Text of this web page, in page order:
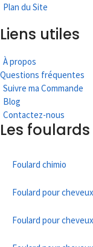
Plan du Site
Liens utiles
À propos
Questions fréquentes
Suivre ma Commande
Blog
Contactez-nous
Les foulards
Foulard chimio
Foulard pour
Foulard pour